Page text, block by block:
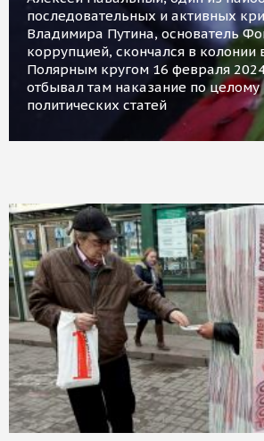
последовательных и активных
Владимира Путина, основатель
коррупцией, скончался в колонии
Полярным кругом 16 февраля
отбывал там наказание по целому
политических статей